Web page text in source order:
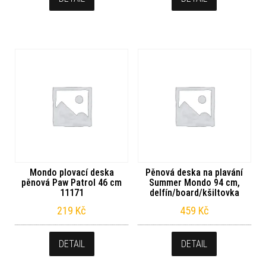
Mondo plovací deska
pěnová Paw Patrol 46 cm
11171
219 Kč
DETAIL
Pěnová deska na plavání
Summer Mondo 94 cm,
delfín/board/kšiltovka
459 Kč
DETAIL